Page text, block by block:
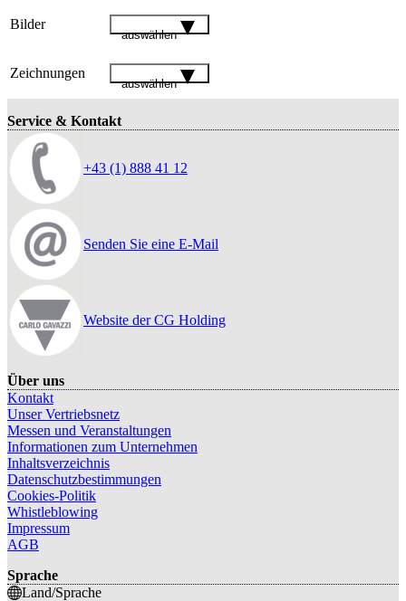
Bilder
auswählen
Zeichnungen
auswählen
Service & Kontakt
+43 (1) 888 41 12
Senden Sie eine E-Mail
Website der CG Holding
Über uns
Kontakt
Unser Vertriebsnetz
Messen und Veranstaltungen
Informationen zum Unternehmen
Inhaltsverzeichnis
Datenschutzbestimmungen
Cookies-Politik
Whistleblowing
Impressum
AGB
Sprache
Land/Sprache